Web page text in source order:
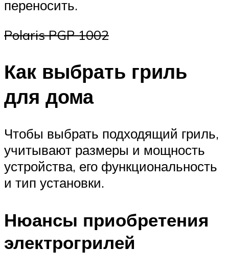
переносить.
Polaris PGP 1002
Как выбрать гриль
для дома
Чтобы выбрать подходящий гриль,
учитывают размеры и мощность
устройства, его функциональность
и тип установки.
Нюансы приобретения
электрогрилей